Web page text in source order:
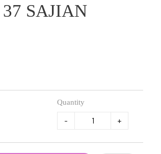
SAJIAN
Quantity
- +